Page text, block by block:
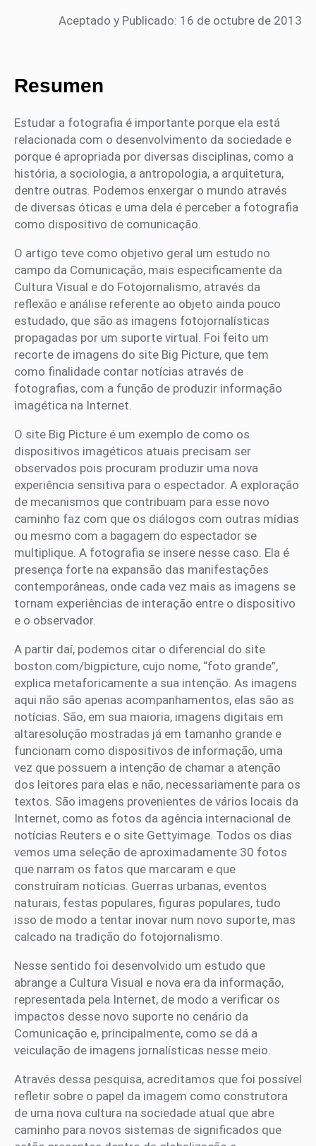
Aceptado y Publicado: 16 de octubre de 2013
Resumen
Estudar a fotografia é importante porque ela está
relacionada com o desenvolvimento da sociedade e
porque é apropriada por diversas disciplinas, como a
história, a sociologia, a antropologia, a arquitetura,
dentre outras. Podemos enxergar o mundo através
de diversas óticas e uma dela é perceber a fotografia
como dispositivo de comunicação.
O artigo teve como objetivo geral um estudo no
campo da Comunicação, mais especificamente da
Cultura Visual e do Fotojornalismo, através da
reflexão e análise referente ao objeto ainda pouco
estudado, que são as imagens fotojornalísticas
propagadas por um suporte virtual. Foi feito um
recorte de imagens do site Big Picture, que tem
como finalidade contar notícias através de
fotografias, com a função de produzir informação
imagética na Internet.
O site Big Picture é um exemplo de como os
dispositivos imagéticos atuais precisam ser
observados pois procuram produzir uma nova
experiência sensitiva para o espectador. A exploração
de mecanismos que contribuam para esse novo
caminho faz com que os diálogos com outras mídias
ou mesmo com a bagagem do espectador se
multiplique. A fotografia se insere nesse caso. Ela é
presença forte na expansão das manifestações
contemporâneas, onde cada vez mais as imagens se
tornam experiências de interação entre o dispositivo
e o observador.
A partir daí, podemos citar o diferencial do site
boston.com/bigpicture, cujo nome, “foto grande”,
explica metaforicamente a sua intenção. As imagens
aqui não são apenas acompanhamentos, elas são as
notícias. São, em sua maioria, imagens digitais em
altaresolução mostradas já em tamanho grande e
funcionam como dispositivos de informação, uma
vez que possuem a intenção de chamar a atenção
dos leitores para elas e não, necessariamente para os
textos. São imagens provenientes de vários locais da
Internet, como as fotos da agência internacional de
notícias Reuters e o site Gettyimage. Todos os dias
vemos uma seleção de aproximadamente 30 fotos
que narram os fatos que marcaram e que
construíram notícias. Guerras urbanas, eventos
naturais, festas populares, figuras populares, tudo
isso de modo a tentar inovar num novo suporte, mas
calcado na tradição do fotojornalismo.
Nesse sentido foi desenvolvido um estudo que
abrange a Cultura Visual e nova era da informação,
representada pela Internet, de modo a verificar os
impactos desse novo suporte no cenário da
Comunicação e, principalmente, como se dá a
veiculação de imagens jornalísticas nesse meio.
Através dessa pesquisa, acreditamos que foi possível
refletir sobre o papel da imagem como construtora
de uma nova cultura na sociedade atual que abre
caminho para novos sistemas de significados que